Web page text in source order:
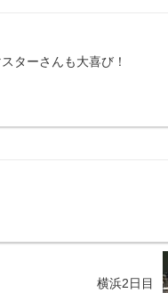
ターさんも大喜び！
横浜2日目